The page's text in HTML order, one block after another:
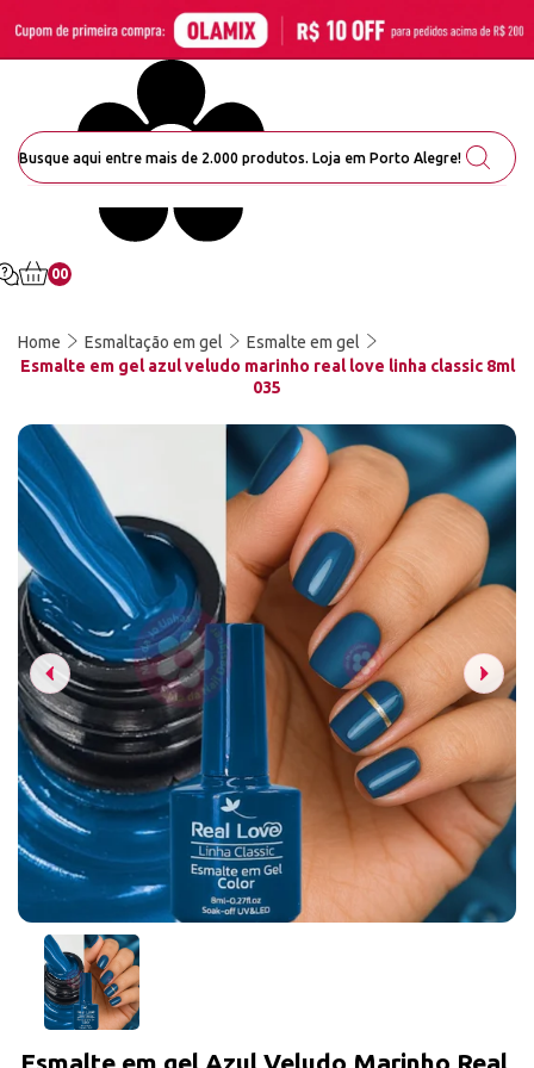
00
Home Esmaltação em gel
Esmalte em gel
Esmalte em gel azul veludo marinho real love linha classic 8ml
035
Esmalte em gel Azul Veludo Marinho Real